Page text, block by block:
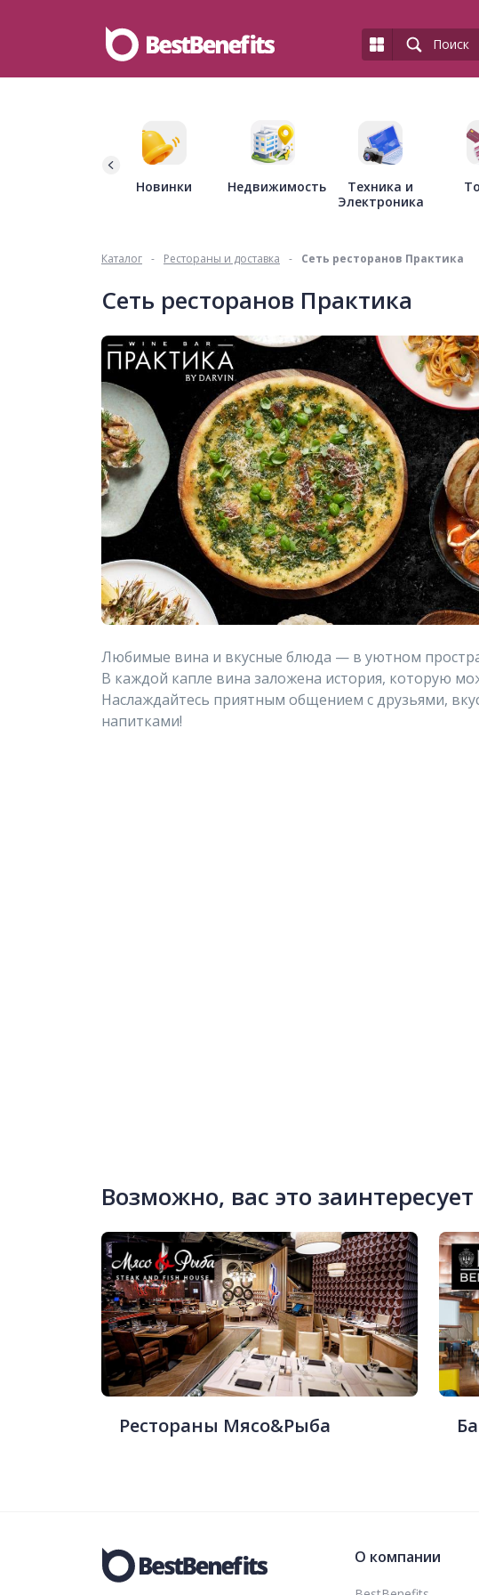
Новинки Недвижимость
Техника и
Электроника
Каталог - Рестораны и доставка - Сеть ресторанов Практика
Сеть ресторанов Практика
Любимые вина и вкусные блюда — в уютном
В каждой капле вина заложена история, которую
Наслаждайтесь приятным общением с друзьями,
напитками!
Возможно, вас это заинтересует
Рестораны Мясо&Рыба
О компании